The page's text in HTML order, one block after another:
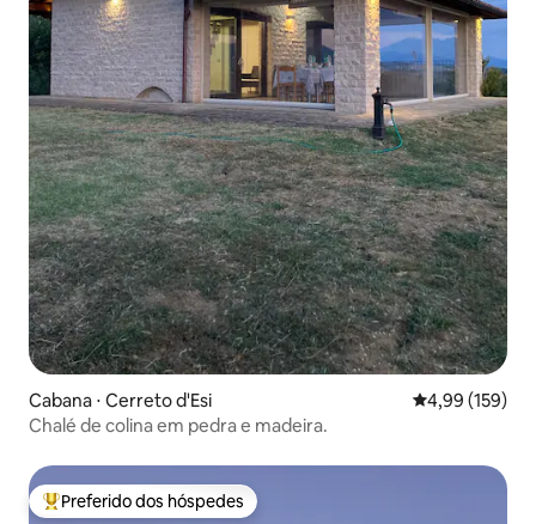
Cabana ⋅ Cerreto d'Esi 4,99 de uma
4,99 (159)
Chalé de colina em pedra e madeira.
Entre os melhores preferidos dos hóspedes
Preferido dos hóspedes